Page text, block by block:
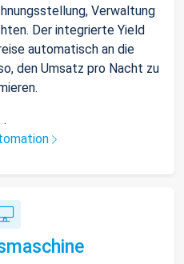
Verwaltung
Der integrierte Yield
automatisch an die
den Umsatz pro Nacht zu
.